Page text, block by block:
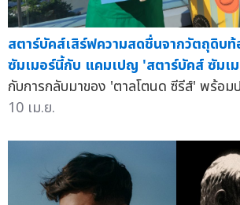
สตาร์บัคส์เสิร์ฟความสดชื่นจากวัตถุดิบ
ซัมเมอร์นี้กับ แคมเปญ 'สตาร์บัคส์ ซัมเ
กับการกลับมาของ 'ตาลโตนด ซีรีส์' พร้อม
10 เม.ย.